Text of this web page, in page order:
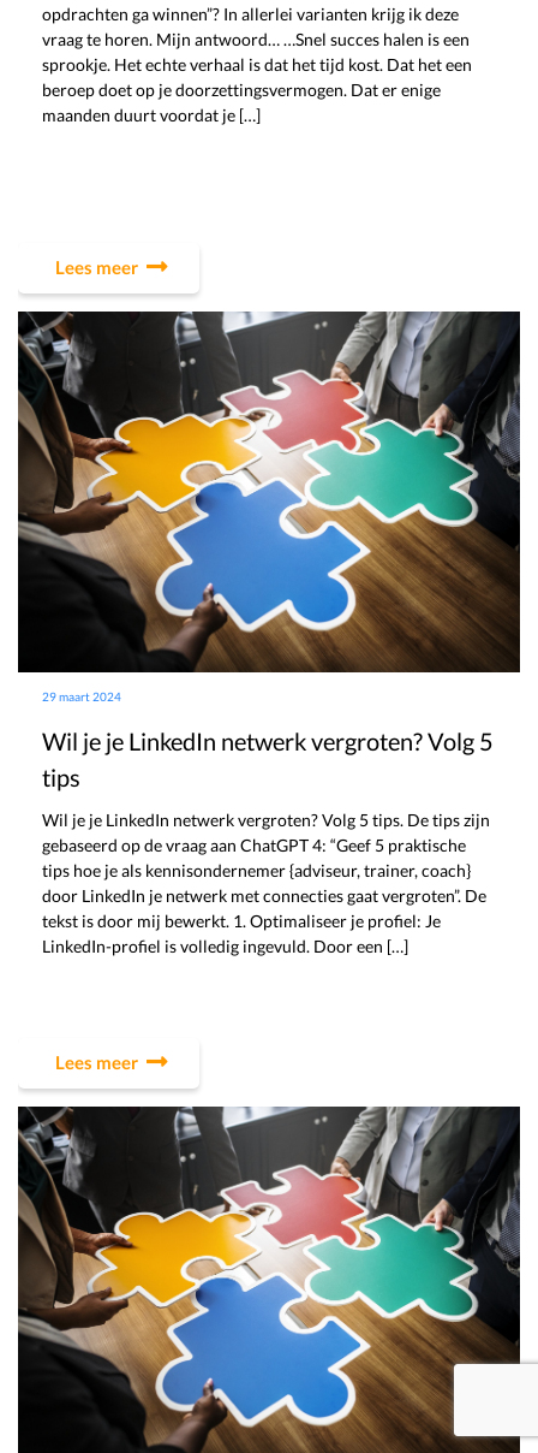
opdrachten ga winnen”? In allerlei varianten krijg ik deze
vraag te horen. Mijn antwoord… …Snel succes halen is een
sprookje. Het echte verhaal is dat het tijd kost. Dat het een
beroep doet op je doorzettingsvermogen. Dat er enige
maanden duurt voordat je […]
Lees meer
29 maart 2024
Wil je je LinkedIn netwerk vergroten? Volg 5
tips
Wil je je LinkedIn netwerk vergroten? Volg 5 tips. De tips zijn
gebaseerd op de vraag aan ChatGPT 4: “Geef 5 praktische
tips hoe je als kennisondernemer {adviseur, trainer, coach}
door LinkedIn je netwerk met connecties gaat vergroten”. De
tekst is door mij bewerkt. 1. Optimaliseer je profiel: Je
LinkedIn-profiel is volledig ingevuld. Door een […]
Lees meer